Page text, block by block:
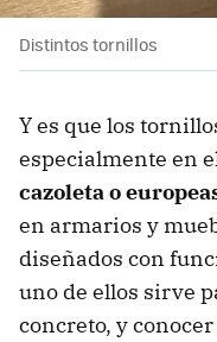
Distintos tornillos
Y es que los
especialmente en
cazoleta o
en armarios y
diseñados con
uno de ellos sirve
concreto, y